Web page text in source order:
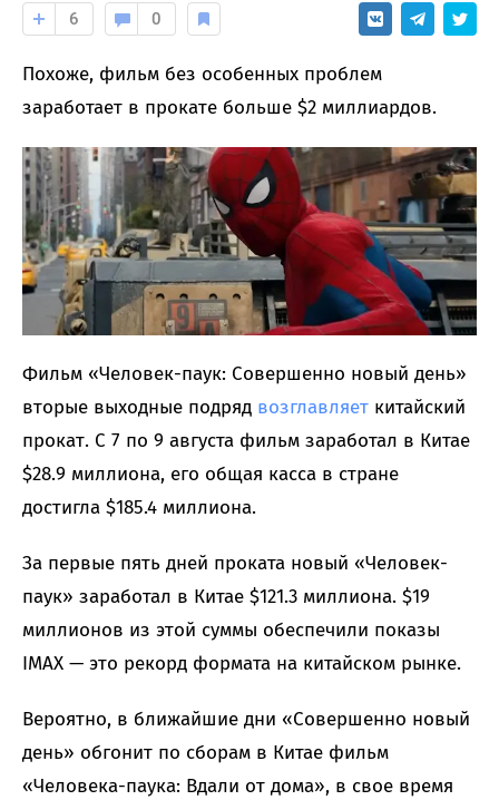
6 0
Похоже, фильм без особенных проблем
заработает в прокате больше $2 миллиардов.
Фильм «Человек-паук: Совершенно новый день»
вторые выходные подряд возглавляет китайский
прокат. С 7 по 9 августа фильм заработал в Китае
$28.9 миллиона, его общая касса в стране
достигла $185.4 миллиона.
За первые пять дней проката новый «Человек-
паук» заработал в Китае $121.3 миллиона. $19
миллионов из этой суммы обеспечили показы
IMAX — это рекорд формата на китайском рынке.
Вероятно, в ближайшие дни «Совершенно новый
день» обгонит по сборам в Китае фильм
«Человека-паука: Вдали от дома», в свое время